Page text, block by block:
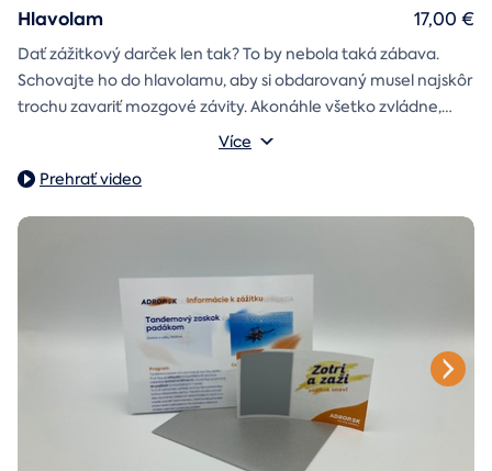
Hlavolam
Dať zážitkový darček len tak? To by nebola taká zábava.
Schovajte ho do hlavolamu, aby si obdarovaný musel najskôr
trochu zavariť mozgové závity. Akonáhle všetko zvládne,
objaví poukaz na zážitok i s vašim venováním.
Vonkajšie rozmery: 15,5 × 8,5 × 5 cm
Více
17,00 €
Prehrať video